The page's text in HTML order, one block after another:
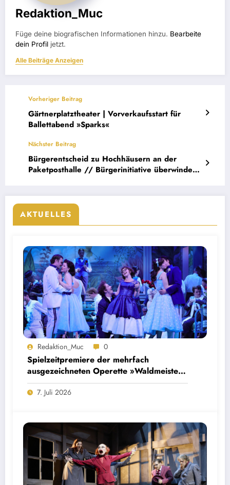
Redaktion_Muc
Füge deine biografischen Informationen hinzu. Bearbeite
dein Profil jetzt.
Alle Beiträge Anzeigen
Vorheriger Beitrag
Gärtnerplatztheater | Vorverkaufsstart für
Ballettabend »Sparks«
Nächster Beitrag
Bürgerentscheid zu Hochhäusern an der
Paketposthalle // Bürgerinitiative überwindet
AKTUELLES
Redaktion_Muc 0
Spielzeitpremiere der mehrfach
ausgezeichneten Operette »Waldmeister«
im Staatstheater am Gärtnerplatz
7. Juli 2026